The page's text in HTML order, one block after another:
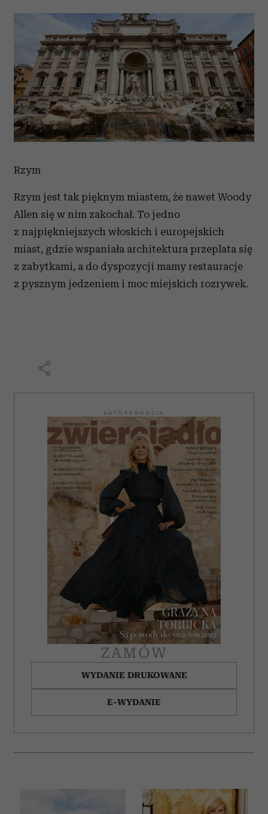
korzystania z ich usług.
Rzym
Rzym jest tak pięknym miastem, że nawet Woody
Allen się w nim zakochał. To jedno
z najpiękniejszych włoskich i europejskich
miast, gdzie wspaniała architektura przeplata się
z zabytkami, a do dyspozycji mamy restauracje
z pysznym jedzeniem i moc miejskich rozrywek.
AUTOPROMOCJA
ZAMÓW
WYDANIE DRUKOWANE
E-WYDANIE